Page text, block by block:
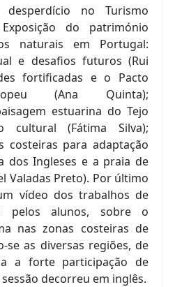
desperdício no Turismo
do património
naturais em Portugal:
e desafios futuros (Rui
fortificadas e o Pacto
(Ana Quinta);
estuarina do Tejo
cultural (Fátima Silva);
costeiras para adaptação
dos Ingleses e a praia de
Valadas Preto). Por último
vídeo dos trabalhos de
pelos alunos, sobre o
nas zonas costeiras de
se as diversas regiões, de
a forte participação de
decorreu em inglês.